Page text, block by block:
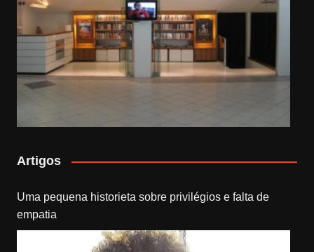
Artigos
Uma pequena historieta sobre privilégios e falta de
empatia